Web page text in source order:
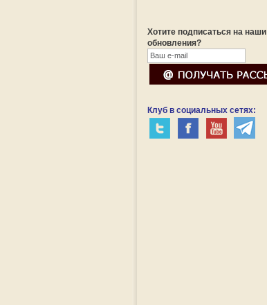
Хотите подписаться на наши
обновления?
Клуб в социальных сетях: